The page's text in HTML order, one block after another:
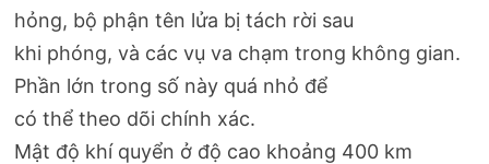
hỏng, bộ phận tên lửa bị tách rời sau
khi phóng, và các vụ va chạm trong không gian.
Phần lớn trong số này quá nhỏ để
có thể theo dõi chính xác.
Mật độ khí quyển ở độ cao khoảng 400 km